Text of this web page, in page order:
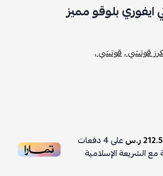
بلوقو مميز
قوتشي ,قوتشي ,
ر.س على4دفعات
مع الشريعة الإسلامية